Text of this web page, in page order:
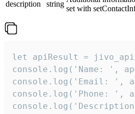
description
string
set with
let apiResult =
console.log('Name: ',
console.log('Email: ',
console.log('Phone: ',